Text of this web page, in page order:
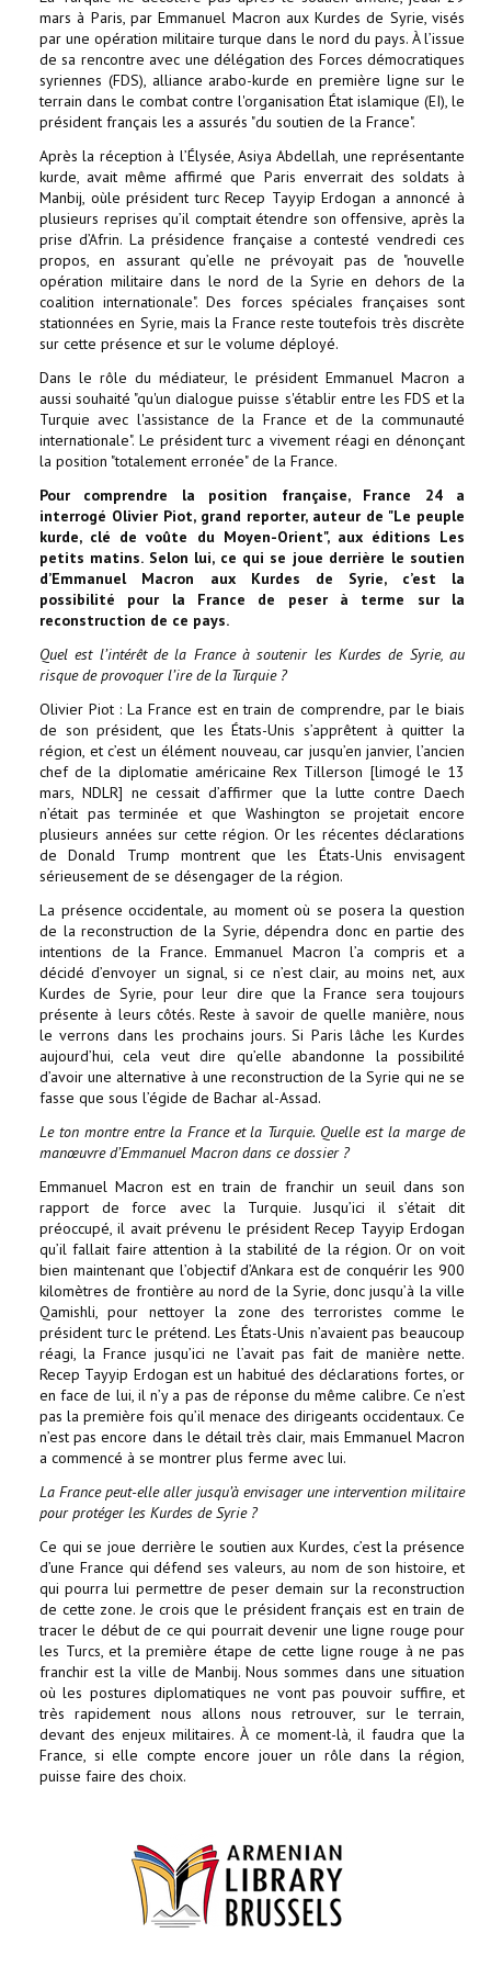
mars à Paris, par Emmanuel Macron aux Kurdes de Syrie, visés
par une opération militaire turque dans le nord du pays. À l’issue
de sa rencontre avec une délégation des Forces démocratiques
syriennes (FDS), alliance arabo-kurde en première ligne sur le
terrain dans le combat contre l'organisation État islamique (EI), le
président français les a assurés "du soutien de la France".
Après la réception à l’Élysée, Asiya Abdellah, une représentante
kurde, avait même affirmé que Paris enverrait des soldats à
Manbij, oùle président turc Recep Tayyip Erdogan a annoncé à
plusieurs reprises qu’il comptait étendre son offensive, après la
prise d’Afrin. La présidence française a contesté vendredi ces
propos, en assurant qu’elle ne prévoyait pas de "nouvelle
opération militaire dans le nord de la Syrie en dehors de la
coalition internationale". Des forces spéciales françaises sont
stationnées en Syrie, mais la France reste toutefois très discrète
sur cette présence et sur le volume déployé.
Dans le rôle du médiateur, le président Emmanuel Macron a
aussi souhaité "qu'un dialogue puisse s'établir entre les FDS et la
Turquie avec l'assistance de la France et de la communauté
internationale". Le président turc a vivement réagi en dénonçant
la position "totalement erronée" de la France.
Pour comprendre la position française, France 24 a
interrogé Olivier Piot, grand reporter, auteur de "Le peuple
kurde, clé de voûte du Moyen-Orient", aux éditions Les
petits matins. Selon lui, ce qui se joue derrière le soutien
d’Emmanuel Macron aux Kurdes de Syrie, c’est la
possibilité pour la France de peser à terme sur la
reconstruction de ce pays.
Quel est l’intérêt de la France à soutenir les Kurdes de Syrie, au
risque de provoquer l’ire de la Turquie ?
Olivier Piot : La France est en train de comprendre, par le biais
de son président, que les États-Unis s’apprêtent à quitter la
région, et c’est un élément nouveau, car jusqu’en janvier, l’ancien
chef de la diplomatie américaine Rex Tillerson [limogé le 13
mars, NDLR] ne cessait d’affirmer que la lutte contre Daech
n’était pas terminée et que Washington se projetait encore
plusieurs années sur cette région. Or les récentes déclarations
de Donald Trump montrent que les États-Unis envisagent
sérieusement de se désengager de la région.
La présence occidentale, au moment où se posera la question
de la reconstruction de la Syrie, dépendra donc en partie des
intentions de la France. Emmanuel Macron l’a compris et a
décidé d’envoyer un signal, si ce n’est clair, au moins net, aux
Kurdes de Syrie, pour leur dire que la France sera toujours
présente à leurs côtés. Reste à savoir de quelle manière, nous
le verrons dans les prochains jours. Si Paris lâche les Kurdes
aujourd’hui, cela veut dire qu’elle abandonne la possibilité
d’avoir une alternative à une reconstruction de la Syrie qui ne se
fasse que sous l’égide de Bachar al-Assad.
Le ton montre entre la France et la Turquie. Quelle est la marge de
manœuvre d’Emmanuel Macron dans ce dossier ?
Emmanuel Macron est en train de franchir un seuil dans son
rapport de force avec la Turquie. Jusqu’ici il s’était dit
préoccupé, il avait prévenu le président Recep Tayyip Erdogan
qu’il fallait faire attention à la stabilité de la région. Or on voit
bien maintenant que l’objectif d’Ankara est de conquérir les 900
kilomètres de frontière au nord de la Syrie, donc jusqu’à la ville
Qamishli, pour nettoyer la zone des terroristes comme le
président turc le prétend. Les États-Unis n’avaient pas beaucoup
réagi, la France jusqu’ici ne l’avait pas fait de manière nette.
Recep Tayyip Erdogan est un habitué des déclarations fortes, or
en face de lui, il n’y a pas de réponse du même calibre. Ce n’est
pas la première fois qu’il menace des dirigeants occidentaux. Ce
n’est pas encore dans le détail très clair, mais Emmanuel Macron
a commencé à se montrer plus ferme avec lui.
La France peut-elle aller jusqu’à envisager une intervention militaire
pour protéger les Kurdes de Syrie ?
Ce qui se joue derrière le soutien aux Kurdes, c’est la présence
d’une France qui défend ses valeurs, au nom de son histoire, et
qui pourra lui permettre de peser demain sur la reconstruction
de cette zone. Je crois que le président français est en train de
tracer le début de ce qui pourrait devenir une ligne rouge pour
les Turcs, et la première étape de cette ligne rouge à ne pas
franchir est la ville de Manbij. Nous sommes dans une situation
où les postures diplomatiques ne vont pas pouvoir suffire, et
très rapidement nous allons nous retrouver, sur le terrain,
devant des enjeux militaires. À ce moment-là, il faudra que la
France, si elle compte encore jouer un rôle dans la région,
puisse faire des choix.